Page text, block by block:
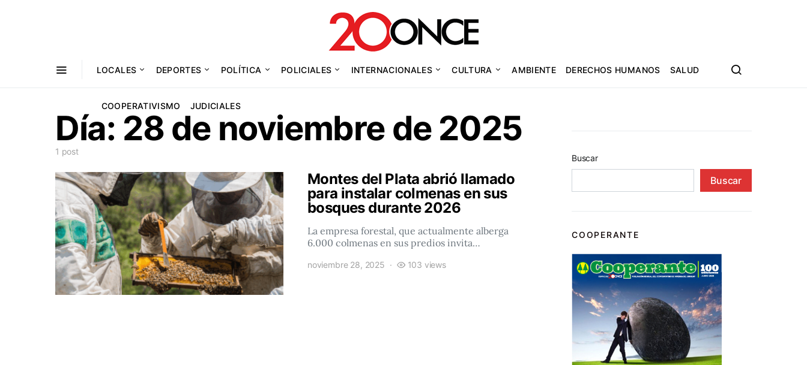
LOCALES DEPORTES POLÍTICA POLICIALES INTERNACIONALES CULTURA AMBIENTE DERECHOS HUMANOS SALUD
COOPERATIVISMO JUDICIALES
Día: 28 de noviembre de 2025
1 post
Montes del Plata abrió llamado
para instalar colmenas en sus
bosques durante 2026
La empresa forestal, que actualmente alberga
6.000 colmenas en sus predios invita…
noviembre 28, 2025 103 views
Buscar
Buscar
COOPERANTE